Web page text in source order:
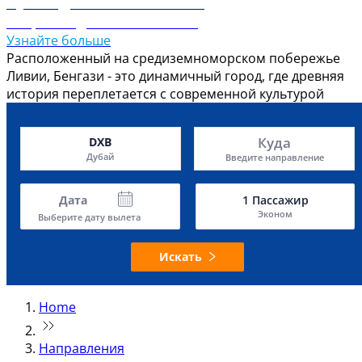
Узнайте больше
Расположенный на средиземноморском побережье
Ливии, Бенгази - это динамичный город, где древняя
история переплетается с современной культурой
DXB
Дубай
Куда
Введите направление
Дата
Выберите дату вылета
1 Пассажир
Эконом
Искать
Home
Направления